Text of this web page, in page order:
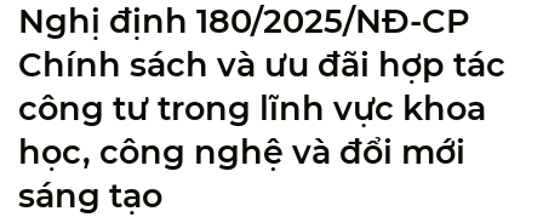
Nghị định 180/2025/NĐ-CP
Chính sách và ưu đãi hợp tác
công tư trong lĩnh vực khoa
học, công nghệ và đổi mới
sáng tạo